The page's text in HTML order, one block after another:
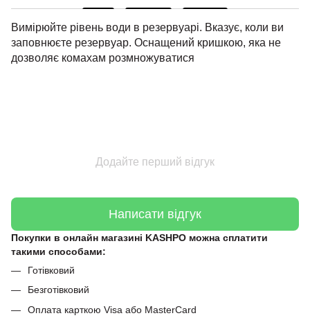
Вимірюйте рівень води в резервуарі. Вказує, коли ви
заповнюєте резервуар. Оснащений кришкою, яка не
дозволяє комахам розмножуватися
Додайте перший відгук
Написати відгук
Покупки в онлайн магазині KASHPO можна сплатити
такими способами:
Готівковий
Безготівковий
Оплата карткою Visa або MasterCard